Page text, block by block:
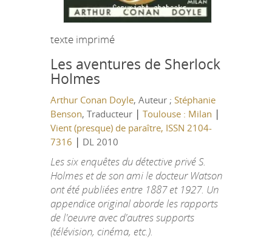
texte imprimé
Les aventures de Sherlock
Holmes
Arthur Conan Doyle, Auteur ; Stéphanie
Benson, Traducteur | Toulouse : Milan |
Vient (presque) de paraître, ISSN 2104-
7316 | DL 2010
Les six enquêtes du détective privé S.
Holmes et de son ami le docteur Watson
ont été publiées entre 1887 et 1927. Un
appendice original aborde les rapports
de l'oeuvre avec d'autres supports
(télévision, cinéma, etc.).